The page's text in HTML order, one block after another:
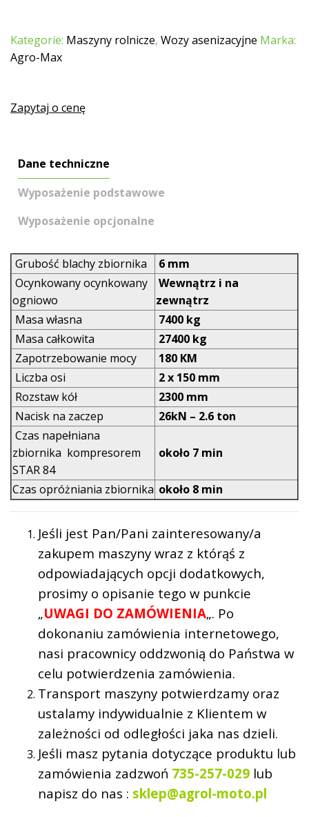
Kategorie: Maszyny rolnicze, Wozy asenizacyjne Marka:
Agro-Max
Zapytaj o cenę
Dane techniczne
Wyposażenie podstawowe
Wyposażenie opcjonalne
Grubość blachy zbiornika
6 mm
Ocynkowany ocynkowany
ogniowo
Wewnątrz i na
zewnątrz
Masa własna
7400 kg
Masa całkowita
27400 kg
Zapotrzebowanie mocy
180 KM
Liczba osi
2 x 150 mm
Rozstaw kół
2300 mm
Nacisk na zaczep
26kN – 2.6 ton
Czas napełniana
zbiornika kompresorem
STAR 84
około 7 min
Czas opróżniania zbiornika około 8 min
Jeśli jest Pan/Pani zainteresowany/a
zakupem maszyny wraz z którąś z
odpowiadających opcji dodatkowych,
prosimy o opisanie tego w punkcie
„UWAGI DO ZAMÓWIENIA„. Po
dokonaniu zamówienia internetowego,
nasi pracownicy oddzwonią do Państwa w
celu potwierdzenia zamówienia.
Transport maszyny potwierdzamy oraz
ustalamy indywidualnie z Klientem w
zależności od odległości jaka nas dzieli.
Jeśli masz pytania dotyczące produktu lub
zamówienia zadzwoń 735-257-029 lub
napisz do nas : sklep@agrol-moto.pl